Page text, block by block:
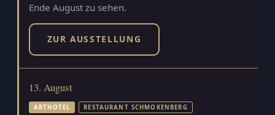
Ende August zu sehen.
ZUR AUSSTELLUNG
13. August
ARTHOTEL RESTAURANT SCHMOKENBERG